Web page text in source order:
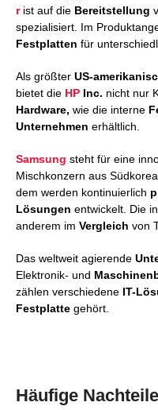
rist auf die Bereitstellung
spezialisiert. Im
Festplatten für
Als größter US-
bietet die HP Inc. nicht nur
Hardware, wie die interne
Unternehmen erhältlich.
Samsung steht für eine
Mischkonzern aus
dem werden kontinuierlich
Lösungen entwickelt. Die
anderem im Vergleich von
Das weltweit agierende
Elektronik- und
zählen verschiedene IT-
Festplatte gehört.
Häufige